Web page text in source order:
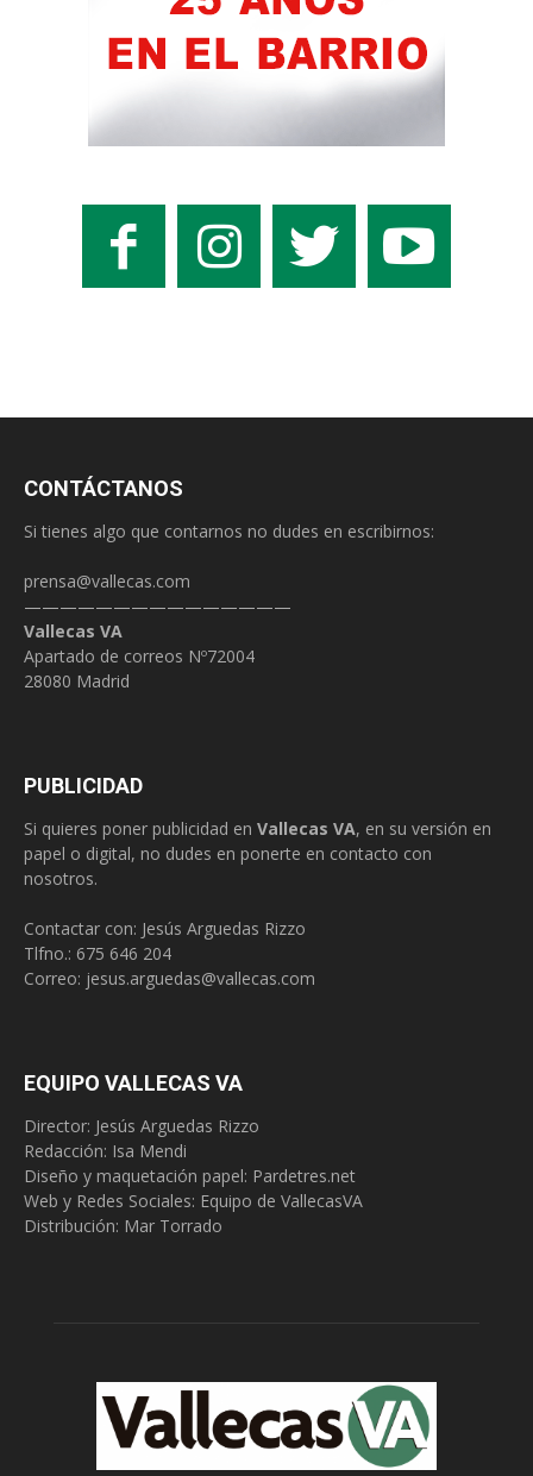
CONTÁCTANOS
Si tienes algo que contarnos no dudes en escribirnos:
prensa@vallecas.com
———————————————
Vallecas VA
Apartado de correos Nº72004
28080 Madrid
PUBLICIDAD
Si quieres poner publicidad en Vallecas VA, en su versión en
papel o digital, no dudes en ponerte en contacto con
nosotros.
Contactar con: Jesús Arguedas Rizzo
Tlfno.: 675 646 204
Correo: jesus.arguedas@vallecas.com
EQUIPO VALLECAS VA
Director: Jesús Arguedas Rizzo
Redacción: Isa Mendi
Diseño y maquetación papel: Pardetres.net
Web y Redes Sociales: Equipo de VallecasVA
Distribución: Mar Torrado